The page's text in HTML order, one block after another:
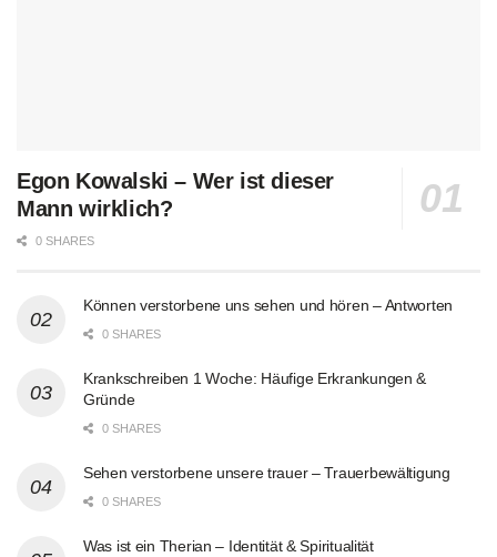
Egon Kowalski – Wer ist dieser
Mann wirklich?
0 SHARES
Können verstorbene uns sehen und hören – Antworten
0 SHARES
Krankschreiben 1 Woche: Häufige Erkrankungen &
Gründe
0 SHARES
Sehen verstorbene unsere trauer – Trauerbewältigung
0 SHARES
Was ist ein Therian – Identität & Spiritualität